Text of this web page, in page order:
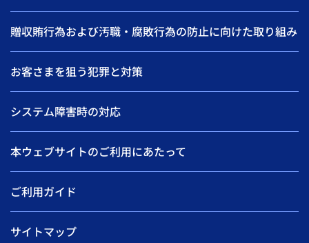
贈収賄行為および汚職・腐敗行為の防止に向けた取り組み
お客さまを狙う犯罪と対策
システム障害時の対応
本ウェブサイトのご利用にあたって
ご利用ガイド
サイトマップ